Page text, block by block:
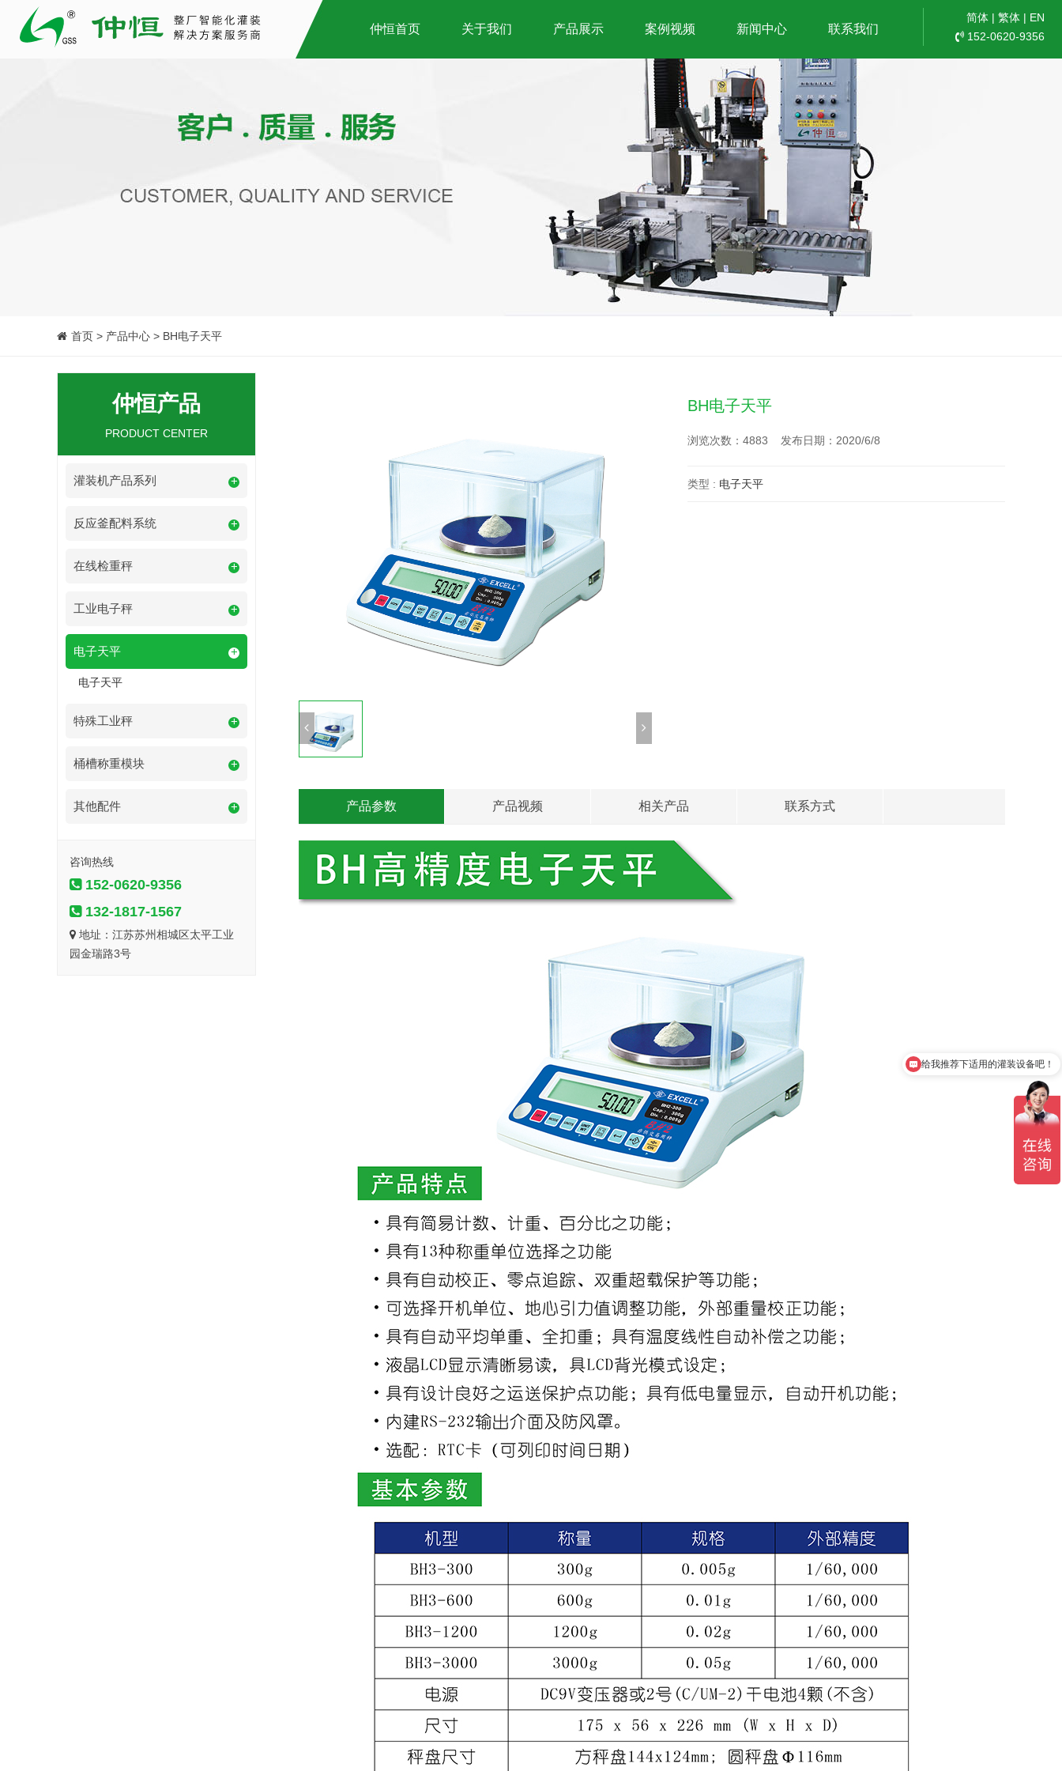
仲恒首页 关于我们 产品展示 案例视频 新闻中心 联系我们
简体 | 繁体 | EN
152-0620-9356
首页 > 产品中心 > BH电子天平
仲恒产品
PRODUCT CENTER
灌装机产品系列 +
反应釜配料系统 +
在线检重秤 +
工业电子秤 +
电子天平 +
电子天平
特殊工业秤 +
桶槽称重模块 +
其他配件 +
咨询热线
152-0620-9356
132-1817-1567
地址：江苏苏州相城区太平工业
园金瑞路3号
BH电子天平
浏览次数：4883 发布日期：2020/6/8
类型 : 电子天平
产品参数 产品视频 相关产品 联系方式
给我免费设计一份方案和报价吧！